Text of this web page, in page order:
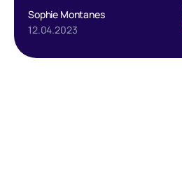
Sophie Montanes
12.04.2023